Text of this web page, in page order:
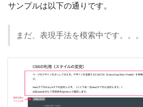
サンプルは以下の通りです。
まだ、表現手法を模索中です。。。